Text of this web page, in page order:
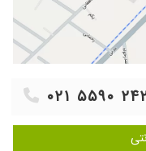
۵۵۹۰ ۲۴۲۴